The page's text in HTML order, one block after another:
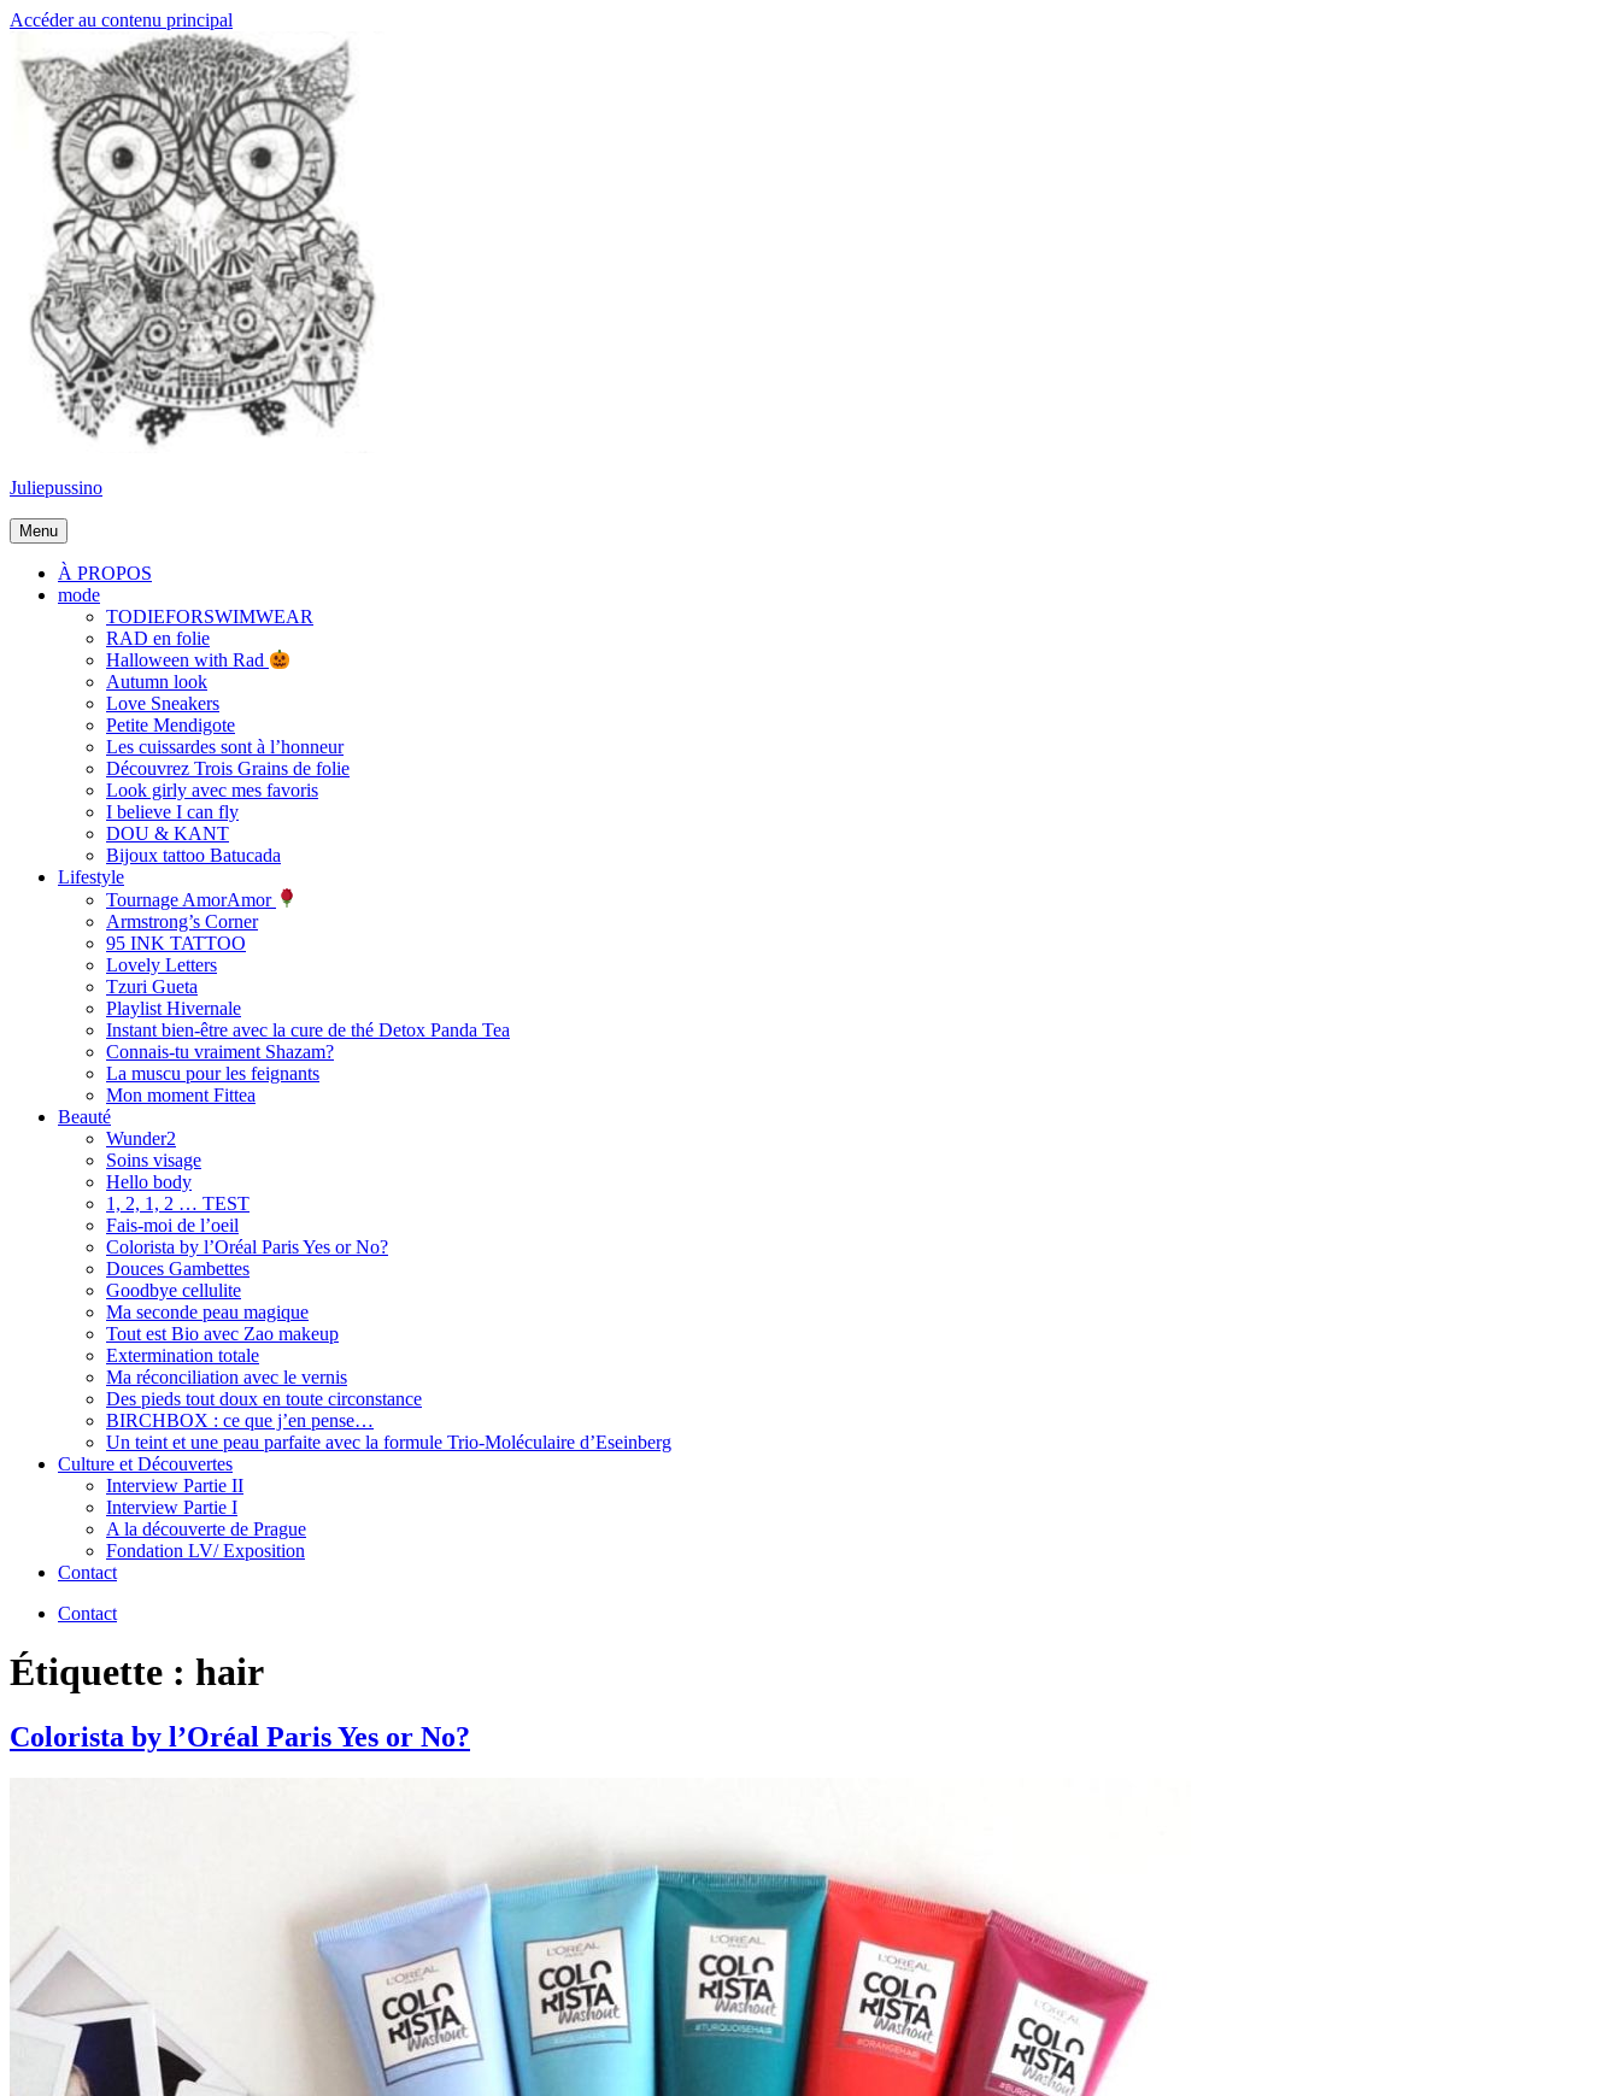
Accéder au contenu principal
Juliepussino
Menu
À PROPOS
mode
TODIEFORSWIMWEAR
RAD en folie
Halloween with Rad
Autumn look
Love Sneakers
Petite Mendigote
Les cuissardes sont à l’honneur
Découvrez Trois Grains de folie
Look girly avec mes favoris
I believe I can fly
DOU & KANT
Bijoux tattoo Batucada
Lifestyle
Tournage AmorAmor
Armstrong’s Corner
95 INK TATTOO
Lovely Letters
Tzuri Gueta
Playlist Hivernale
Instant bien-être avec la cure de thé Detox Panda Tea
Connais-tu vraiment Shazam?
La muscu pour les feignants
Mon moment Fittea
Beauté
Wunder2
Soins visage
Hello body
1, 2, 1, 2 … TEST
Fais-moi de l’oeil
Colorista by l’Oréal Paris Yes or No?
Douces Gambettes
Goodbye cellulite
Ma seconde peau magique
Tout est Bio avec Zao makeup
Extermination totale
Ma réconciliation avec le vernis
Des pieds tout doux en toute circonstance
BIRCHBOX : ce que j’en pense…
Un teint et une peau parfaite avec la formule Trio-Moléculaire d’Eseinberg
Culture et Découvertes
Interview Partie II
Interview Partie I
A la découverte de Prague
Fondation LV/ Exposition
Contact
Contact
Étiquette : hair
Colorista by l’Oréal Paris Yes or No?